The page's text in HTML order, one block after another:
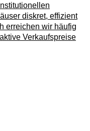
diskret, effizient
erreichen wir häufig
Verkaufspreise